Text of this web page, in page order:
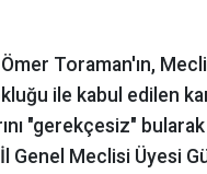
Toraman'ın,
ile kabul edilen
"gerekçesiz"
Genel Meclisi Üyesi